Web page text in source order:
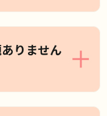
制となってお
申込みフォー
により当日受付
りません